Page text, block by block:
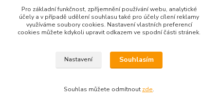
+420 602 388 763
Po - Pá 8 - 14h
Pro základní funkčnost, zpříjemnění používání webu, analytické
účely a v případě udělení souhlasu také pro účely cílení reklamy
využíváme soubory cookies. Nastavení vlastních preferencí
cookies můžete kdykoli upravit odkazem ve spodní části stránek.
Nastavení Souhlasím
Souhlas můžete odmítnout zde.